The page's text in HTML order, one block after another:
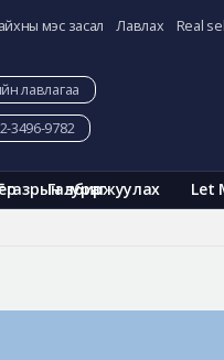
мэс засал Лавлах Real
Галбиржуулах Let
газрын зураг
лавлагаа
3496-9782